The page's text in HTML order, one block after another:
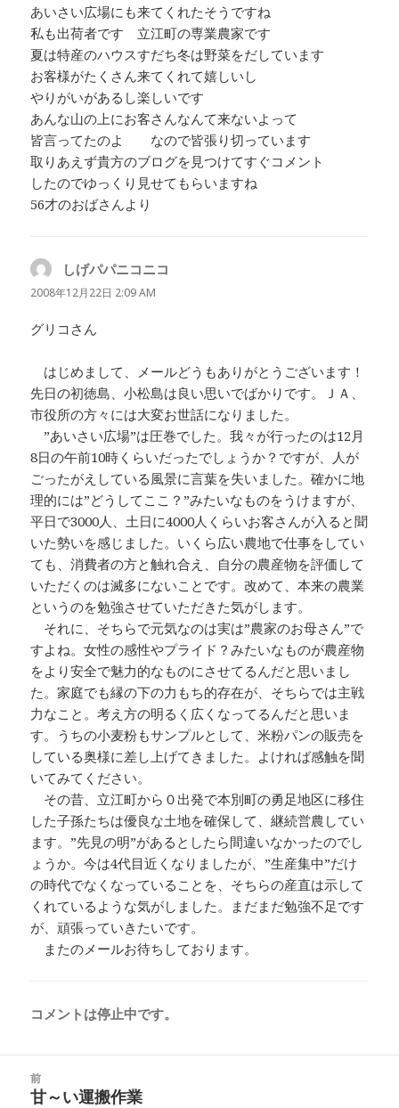
あいさい広場にも来てくれたそうですね
私も出荷者です 立江町の専業農家です
夏は特産のハウスすだち冬は野菜をだしています
お客様がたくさん来てくれて嬉しいし
やりがいがあるし楽しいです
あんな山の上にお客さんなんて来ないよって
皆言ってたのよ なので皆張り切っています
取りあえず貴方のブログを見つけてすぐコメント
したのでゆっくり見せてもらいますね
56才のおばさんより
しげパパニコニコ
2008年12月22日 2:09 AM
グリコさん
はじめまして、メールどうもありがとうございます！
先日の初徳島、小松島は良い思いでばかりです。ＪＡ、
市役所の方々には大変お世話になりました。
”あいさい広場”は圧巻でした。我々が行ったのは12月
8日の午前10時くらいだったでしょうか？ですが、人が
ごったがえしている風景に言葉を失いました。確かに地
理的には”どうしてここ？”みたいなものをうけますが、
平日で3000人、土日に4000人くらいお客さんが入ると聞
いた勢いを感じました。いくら広い農地で仕事をしてい
ても、消費者の方と触れ合え、自分の農産物を評価して
いただくのは滅多にないことです。改めて、本来の農業
というのを勉強させていただきた気がします。
それに、そちらで元気なのは実は”農家のお母さん”で
すよね。女性の感性やプライド？みたいなものが農産物
をより安全で魅力的なものにさせてるんだと思いまし
た。家庭でも縁の下の力もち的存在が、そちらでは主戦
力なこと。考え方の明るく広くなってるんだと思いま
す。うちの小麦粉もサンプルとして、米粉パンの販売を
している奥様に差し上げてきました。よければ感触を聞
いてみてください。
その昔、立江町から０出発で本別町の勇足地区に移住
した子孫たちは優良な土地を確保して、継続営農してい
ます。”先見の明”があるとしたら間違いなかったのでし
ょうか。今は4代目近くなりましたが、”生産集中”だけ
の時代でなくなっていることを、そちらの産直は示して
くれているような気がしました。まだまだ勉強不足です
が、頑張っていきたいです。
またのメールお待ちしております。
コメントは停止中です。
前
前
甘～い運搬作業